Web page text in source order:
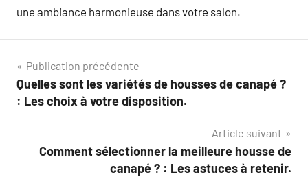
une ambiance harmonieuse dans votre salon.
Navigation
de
Publication précédente
Quelles sont les variétés de housses de canapé ?
: Les choix à votre disposition.
Article suivant
Comment sélectionner la meilleure housse de
canapé ? : Les astuces à retenir.